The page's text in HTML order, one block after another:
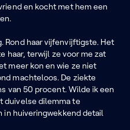
en kocht met hem een
Rond haar vijfenvijftigste. Het
haar, terwijl ze voor me zat
meer kon en wie ze niet
machteloos. De ziekte
van 50 procent. Wilde ik een
duivelse dilemma te
in huiveringwekkend detail